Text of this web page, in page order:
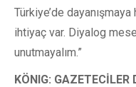
Türkiye’de
ihtiyaç var. Diyalog
unutmayalım.”
KÖNIG: GAZETECİLER